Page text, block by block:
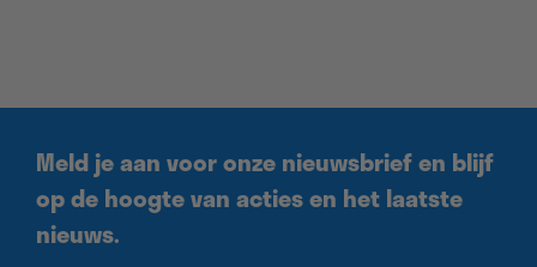
Meld je aan voor onze nieuwsbrief en blijf
op de hoogte van acties en het laatste
nieuws.